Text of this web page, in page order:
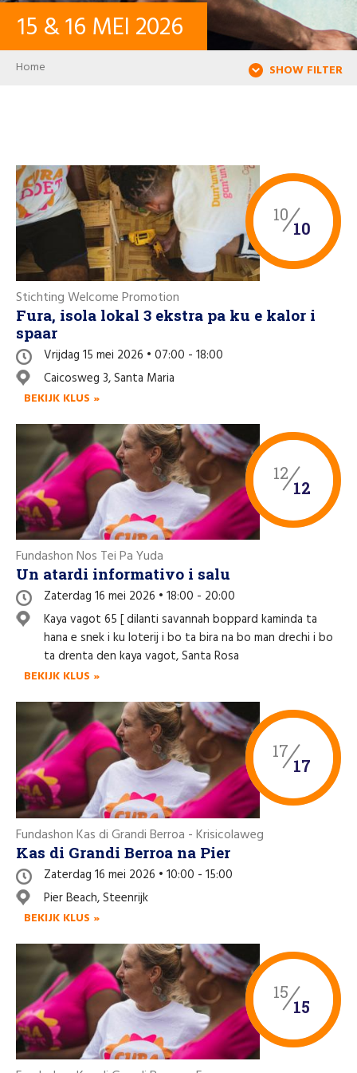
CONTACT
WACHTWOORD
Zoeken
15 &16 MEI 2026
Breadcrumb
Home SHOW FILTER
10
10
Stichting Welcome Promotion
Fura, isola lokal 3 ekstra pa ku e kalor i
spaar
Vrijdag 15 mei 2026 • 07:00 - 18:00
Caicosweg 3, Santa Maria
BEKIJK KLUS »
12
12
Fundashon Nos Tei Pa Yuda
Un atardi informativo i salu
Zaterdag 16 mei 2026 • 18:00 - 20:00
Kaya vagot 65 [ dilanti savannah boppard kaminda ta
hana e snek i ku loterij i bo ta bira na bo man drechi i bo
ta drenta den kaya vagot, Santa Rosa
BEKIJK KLUS »
17
17
Fundashon Kas di Grandi Berroa - Krisicolaweg
Kas di Grandi Berroa na Pier
Zaterdag 16 mei 2026 • 10:00 - 15:00
Pier Beach, Steenrijk
BEKIJK KLUS »
15
15